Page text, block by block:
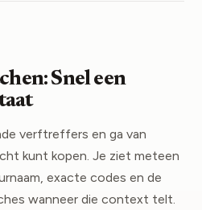
Snel een
verftreffers en ga van
kunt kopen. Je ziet meteen
exacte codes en de
wanneer die context telt.